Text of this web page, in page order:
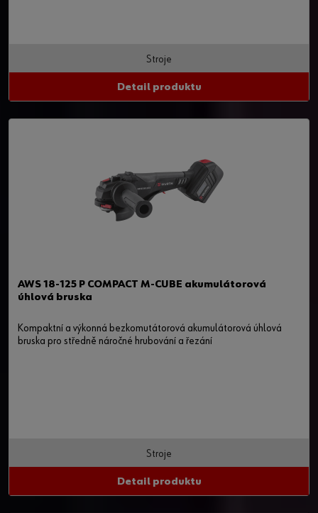
Stroje
Detail produktu
AWS 18-125 P COMPACT M-CUBE akumulátorová
úhlová bruska
Kompaktní a výkonná bezkomutátorová akumulátorová úhlová
bruska pro středně náročné hrubování a řezání
Stroje
Detail produktu